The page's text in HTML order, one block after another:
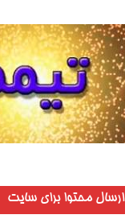
ارسال محتوا برای سایت